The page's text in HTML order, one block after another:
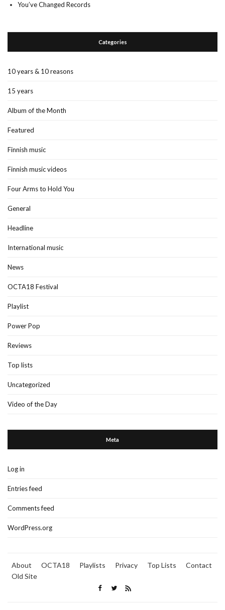
You’ve Changed Records
Categories
10 years & 10 reasons
15 years
Album of the Month
Featured
Finnish music
Finnish music videos
Four Arms to Hold You
General
Headline
International music
News
OCTA18 Festival
Playlist
Power Pop
Reviews
Top lists
Uncategorized
Video of the Day
Meta
Log in
Entries feed
Comments feed
WordPress.org
About OCTA18 Playlists Privacy Top Lists
Contact
Old Site